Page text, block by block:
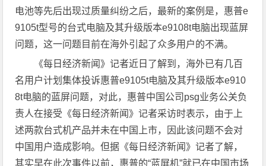
电池等先后出现过质量纠纷之后，最新的案例是，惠普e
9105t型号的台式电脑及其升级版本e9108t电脑出现蓝屏
问题，这一问题目前在海外引起了众多用户的不满。
《每日经济新闻》记者近日了解到，海外已有几百
名用户计划集体投诉惠普e9105t电脑及其升级版本e910
8t电脑的蓝屏问题，对此，惠普中国公司psg业务公关负
责人在接受《每日经济新闻》记者采访时表示，由于上
述两款台式机产品并未在中国上市，因此该问题不会对
中国用户造成影响。但据《每日经济新闻》记者了解，
其实早在此次事件以前，惠普的“蓝屏机”就已在中国市场